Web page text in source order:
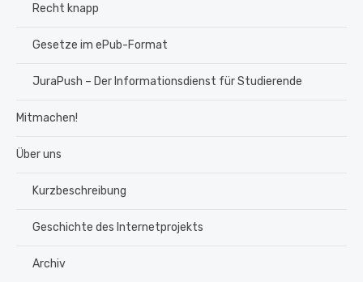
Recht knapp
Gesetze im ePub-Format
JuraPush – Der Informationsdienst für Studierende
Mitmachen!
Über uns
Kurzbeschreibung
Geschichte des Internetprojekts
Archiv